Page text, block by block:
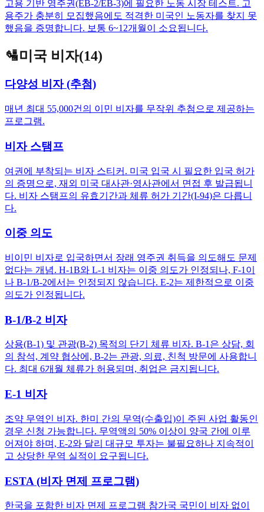
고용 기반 영주권(EB-2/EB-3)에 필요한 노동 시장 테스트. 고
용주가 충분히 모집했음에도 적격한 미국인 노동자를 찾지 못
했음을 증명합니다. 보통 6~12개월이 소요됩니다.
🛂미국 비자(14)
다양성 비자 (추첨)
매년 최대 55,000건의 이민 비자를 무작위 추첨으로 제공하는
프로그램.
비자 스탬프
여권에 부착되는 비자 스티커. 미국 입국 시 필요한 입국 허가
의 증명으로, 재외 미국 대사관·영사관에서 면접 후 발급됩니
다. 비자 스탬프의 유효기간과 체류 허가 기간(I-94)은 다릅니
다.
이중 의도
비이민 비자로 입국하면서 장래 영주권 취득을 의도해도 문제
없다는 개념. H-1B와 L-1 비자는 이중 의도가 인정되나, F-1이
나 B-1/B-2에서는 인정되지 않습니다. E-2는 제한적으로 이중
의도가 인정됩니다.
B-1/B-2 비자
상용(B-1) 및 관광(B-2) 목적의 단기 체류 비자. B-1은 상담, 회
의 참석, 계약 협상에, B-2는 관광, 의료, 친척 방문에 사용합니
다. 최대 6개월 체류가 허용되며, 취업은 금지됩니다.
E-1 비자
조약 무역인 비자. 한미 간의 무역(수출입)이 주된 사업 활동인
경우 신청 가능합니다. 무역액의 50% 이상이 양국 간에 이루
어져야 하며, E-2와 달리 대규모 투자는 불필요하나 지속적이
고 상당한 무역 실적이 요구됩니다.
ESTA (비자 면제 프로그램)
한국을 포함한 비자 면제 프로그램 참가국 국민이 비자 없이